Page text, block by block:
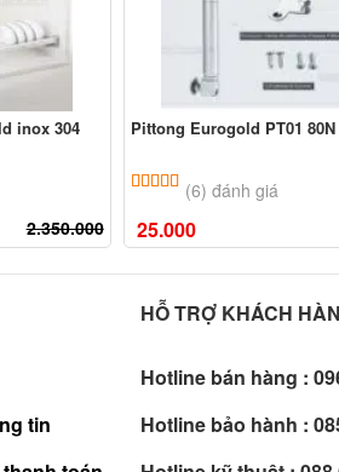
inox 304
2.350.000
Pittong Eurogold PT01 80N
5.00 trên 5 dựa trên
(6) đánh giá
25.000
tin
HỖ TRỢ KHÁCH
Hotline bán hàng :
Hotline bảo hành :